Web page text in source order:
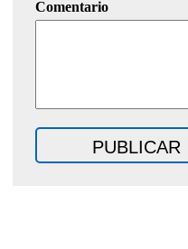
Comentario